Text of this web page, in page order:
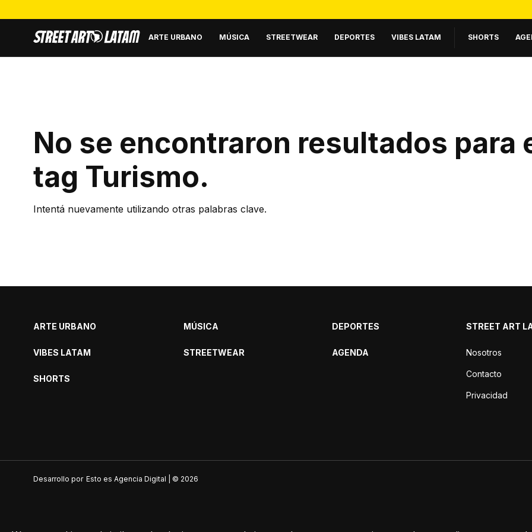
ARTE URBANO MÚSICA STREETWEAR DEPORTES VIBES LATAM SHORTS
No se encontraron resultados para
tag Turismo.
Intentá nuevamente utilizando otras palabras clave.
ARTE URBANO
VIBES LATAM
SHORTS
MÚSICA
STREETWEAR
DEPORTES
AGENDA
STREET ART
Nosotros
Contacto
Privacidad
Desarrollo por Esto es Agencia Digital | © 2026